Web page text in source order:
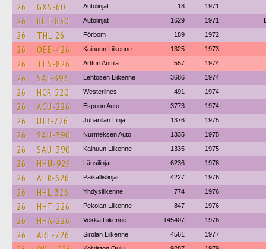
26 GXS-60 Autolinjat 18 1971
26 RET-830 Autolinjat 1629 1971
26 THL-26 Förbom 189 1972
26 OEE-426 Kainuun Liikenne 1325 1973
26 TES-826 Artturi Anttila 557 1974
26 SAL-393 Lehtosen Liikenne 3686 1974
26 HCR-520 Westerlines 491 1974
26 ACU-226 Espoon Auto 3773 1974
26 UJB-726 Juhanilan Linja 1376 1975
26 SAU-390 Nurmeksen Auto 1335 1975
26 SAU-390 Kainuun Liikenne 1335 1975
26 HHU-926 Länsilinjat 6236 1976
26 AHR-626 Paikallislinjat 4227 1976
26 HHL-326 Yhdysliikenne 774 1976
26 HHT-226 Pekolan Liikenne 847 1976
26 HHA-226 Vekka Liikenne 145407 1976
26 ARE-726 Sirolan Liikenne 4561 1977